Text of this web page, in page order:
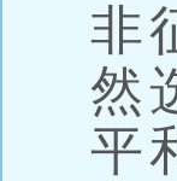
非
然
平